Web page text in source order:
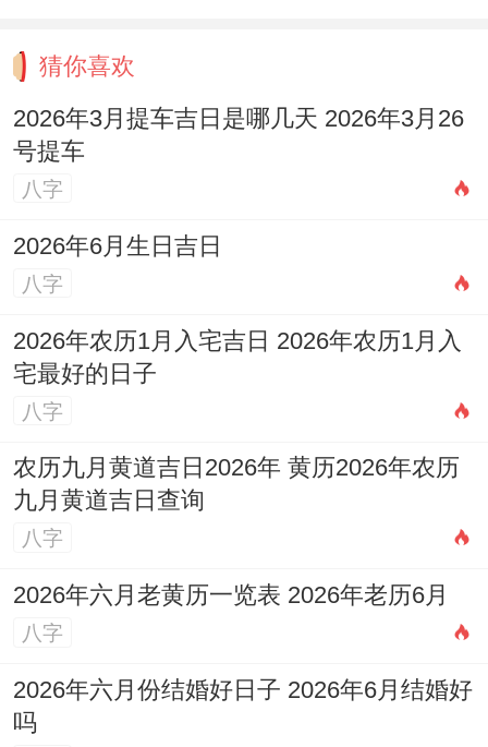
猜你喜欢
2026年3月提车吉日是哪几天 2026年3月26
号提车
八字
2026年6月生日吉日
八字
2026年农历1月入宅吉日 2026年农历1月入
宅最好的日子
八字
农历九月黄道吉日2026年 黄历2026年农历
九月黄道吉日查询
八字
2026年六月老黄历一览表 2026年老历6月
八字
2026年六月份结婚好日子 2026年6月结婚好
吗